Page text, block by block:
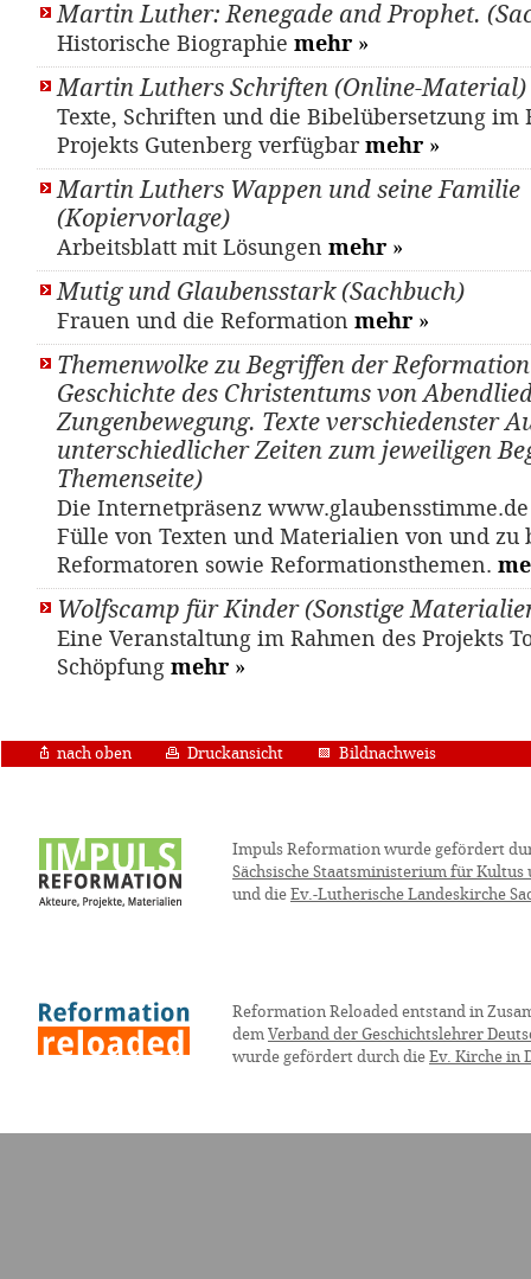
Martin Luther: Renegade and Prophet.
Historische Biographie mehr »
Martin Luthers Schriften (Online-Material)
Texte, Schriften und die Bibelübersetzung im
Projekts Gutenberg verfügbarmehr »
Martin Luthers Wappen und seine Familie
(Kopiervorlage)
Arbeitsblatt mit Lösungen mehr »
Mutig und Glaubensstark (Sachbuch)
Frauen und die Reformation mehr »
Themenwolke zu Begriffen der
Geschichte des Christentums von
Zungenbewegung. Texte verschiedenster
unterschiedlicher Zeiten zum jeweiligen
Themenseite)
Die Internetpräsenz
Fülle von Texten und Materialien von und zu
Reformatoren sowie Reformationsthemen.
Wolfscamp für Kinder (Sonstige
Eine Veranstaltung im Rahmen des Projekts
Schöpfung mehr »
nach oben Druckansicht Bildnachweis
Impuls Reformation wurde gefördert
Sächsische Staatsministerium für Kultus
und die Ev.-Lutherische Landeskirche
Reformation Reloaded entstand in
dem Verband der Geschichtslehrer
wurde gefördert durch die Ev. Kirche in